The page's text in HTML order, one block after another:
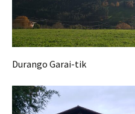
Durango Garai-tik